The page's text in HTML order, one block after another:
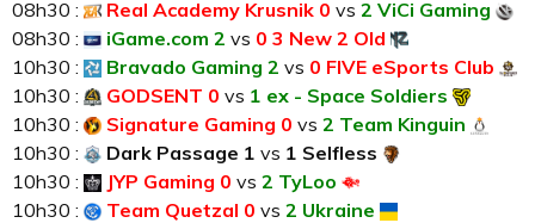
08h30 : Real Academy Krusnik 0 vs 2 ViCi Gaming
08h30 :
iGame.com 2 vs 0 3 New 2 Old
10h30 :
Bravado Gaming 2 vs 0 FIVE eSports Club
10h30 :
GODSENT 0 vs 1 ex - Space Soldiers
10h30 :
Signature Gaming 0 vs 2 Team Kinguin
10h30 :
Dark Passage 1 vs 1 Selfless
10h30 :
JYP Gaming 0 vs 2 TyLoo
10h30 :
Team Quetzal 0 vs 2 Ukraine